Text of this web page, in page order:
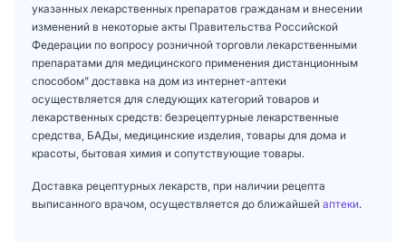
указанных лекарственных препаратов гражданам и внесении
изменений в некоторые акты Правительства Российской
Федерации по вопросу розничной торговли лекарственными
препаратами для медицинского применения дистанционным
способом" доставка на дом из интернет-аптеки
осуществляется для следующих категорий товаров и
лекарственных средств: безрецептурные лекарственные
средства, БАДы, медицинские изделия, товары для дома и
красоты, бытовая химия и сопутствующие товары.
Доставка рецептурных лекарств, при наличии рецепта
выписанного врачом, осуществляется до ближайшей аптеки.